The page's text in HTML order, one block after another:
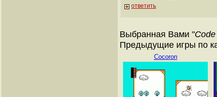
ответить
Выбранная Вами "
Предыдущие игры по
Cocoron